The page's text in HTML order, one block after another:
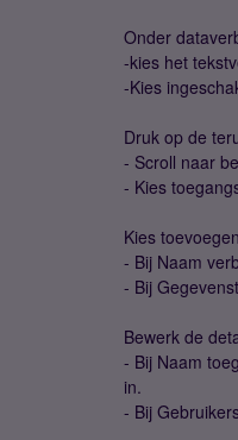
Onder
-kies het
-Kies
Druk op de
- Scroll naar
- Kies
Kies
- Bij Naam
- Bij
Bewerk de
- Bij Naam
in.
- Bij